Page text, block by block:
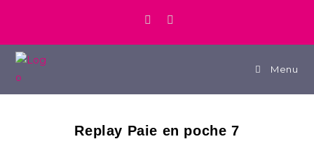
Menu
Replay Paie en poche 7